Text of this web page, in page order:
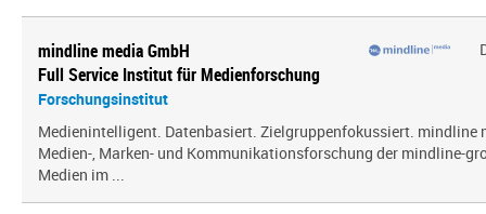
mindline media GmbH
Full Service Institut für Medienforschung
Forschungsinstitut
Medienintelligent. Datenbasiert. Zielgruppenfokussiert. mindline
Medien-, Marken- und Kommunikationsforschung der mindline-
Medien im ...